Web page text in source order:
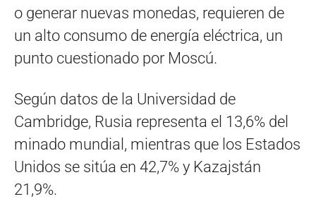
o generar nuevas monedas, requieren de
un alto consumo de energía eléctrica, un
punto cuestionado por Moscú.
Según datos de la Universidad de
Cambridge, Rusia representa el 13,6% del
minado mundial, mientras que los Estados
Unidos se sitúa en 42,7% y Kazajstán
21,9%.